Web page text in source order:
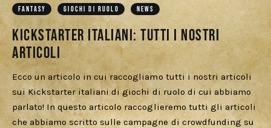
FANTASY GIOCHI DI RUOLO NEWS
Kickstarter italiani: tutti i nostri
articoli
Ecco un articolo in cui raccogliamo tutti i nostri articoli
sui Kickstarter italiani di giochi di ruolo di cui abbiamo
parlato! In questo articolo raccoglieremo tutti gli articoli
che abbiamo scritto sulle campagne di crowdfunding su